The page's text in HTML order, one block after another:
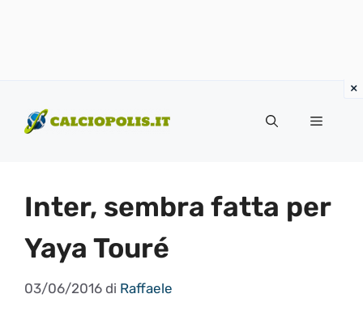
contenuto
Menu
Inter, sembra fatta per
Yaya Touré
03/06/2016 di Raffaele